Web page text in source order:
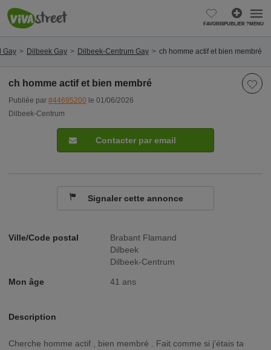
FAVORISPUBLIER ?MENU
Gay Dilbeek Gay Dilbeek-Centrum Gay ch homme actif et bien membré
ch homme actif et bien membré
Publiée par #44695200 le 01/06/2026
Dilbeek-Centrum
Ville/Code postal
Brabant Flamand
Dilbeek
Dilbeek-Centrum
Mon âge 41 ans
Description
cherche homme actif , bien membré . Fait comme si j'étais ta
Contacter par email
Signaler cette annonce